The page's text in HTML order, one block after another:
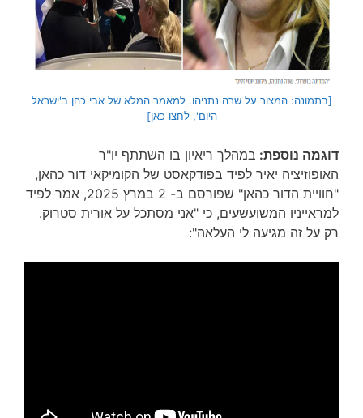
[בתמונה: המצור על שרה נתניהו. למאמר המלא של אבי כהן ב'ישראל
היום', לחצו כאן]
דוגמה נוספת: במהלך ריאיון בו השתתף יו"ר
האופוזיציה יאיר לפיד בפודקאסט של הקומיקאי דור כהאן,
"חוויית הדור כהאן" שפורסם ב- 2 במרץ 2025, אמר לפיד
למראייניו המשועשעים, כי "אני מסתכל על אורית סטרוק.
רק על זה מגיעה לי העלאה":